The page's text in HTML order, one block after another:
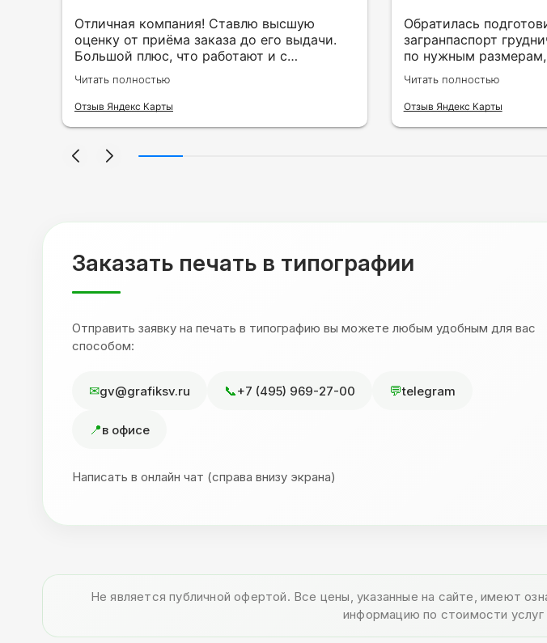
Отличная компания! Ставлю высшую
оценку от приёма заказа до его выдачи.
Большой плюс, что работают и с
индивидуальными заказами. Нелбходимо
было нанести принт на кружку в подарок.
Заказ был исполнен оперативно и ооочень
спасибо Евгении за терпеливость,
Читать полностью
Отзыв Яндекс Карты
Обратилась
загранпаспорт
по нужным размерам,
вариантах и цветах.
Читать полностью
Отзыв Яндекс Карты
Заказать печать в типографии
Отправить заявку на печать в типографию вы можете любым удобным для вас
способом:
gv@grafiksv.ru +7 (495) 969-27-00 telegram
в офисе
Написать в онлайн чат (справа внизу экрана)
Не является публичной офертой. Все цены, указанные на сайте, имеют
информацию по стоимости